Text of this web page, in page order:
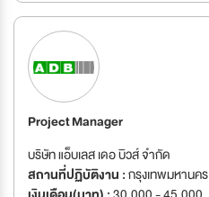
Project Manager
บริษัท แอ็บเลส เดอ บิวส์ จำกัด
สถานที่ปฏิบัติงาน :กรุงเทพมหานคร